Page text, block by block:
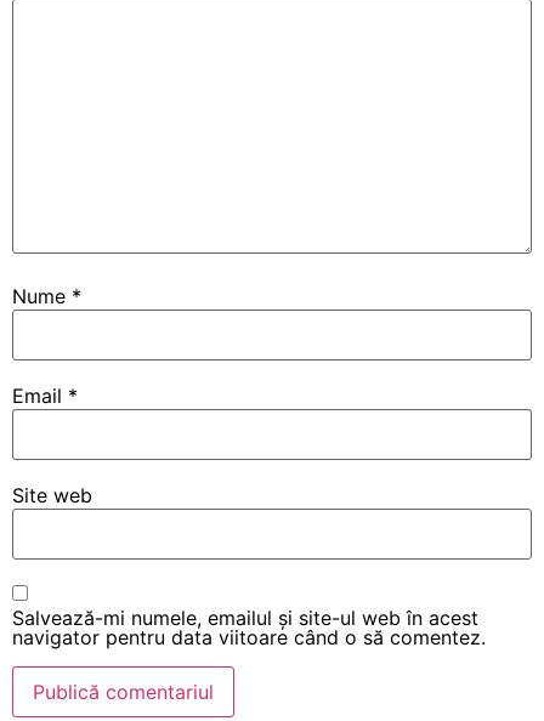
Nume *
Email *
Site web
Salvează-mi numele, emailul și site-ul web în acest
navigator pentru data viitoare când o să comentez.